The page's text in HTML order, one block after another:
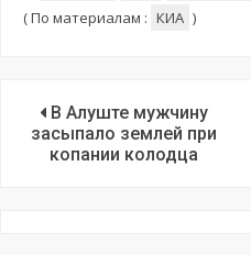
(По материалам : КИА )
В Алуште мужчину
засыпало землей при
копании колодца